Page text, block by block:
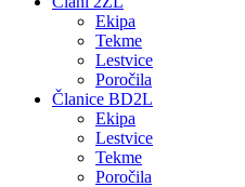
Ekipa
Tekme
Lestvice
Poročila
Članice BD2L
Ekipa
Lestvice
Tekme
Poročila